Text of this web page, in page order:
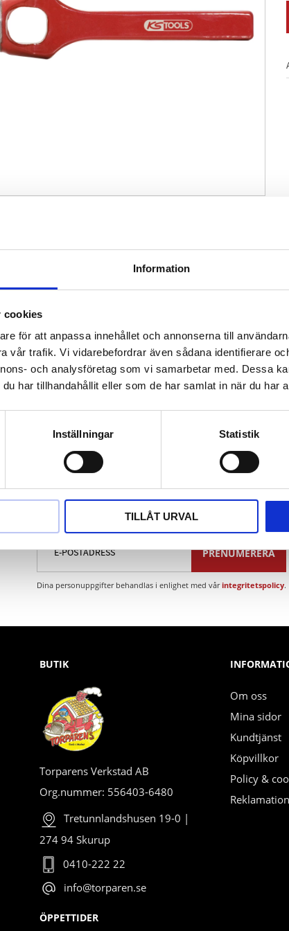
Information
cookies
för att anpassa innehållet och annonserna till
vår trafik. Vi vidarebefordrar även sådana identifierare
och analysföretag som vi samarbetar med. Dessa
har tillhandahållit eller som de har samlat in när du har
Inställningar Statistik
TILLÅT URVAL
form
Nyhetsbrev
PRENUMERERA
Dina personuppgifter behandlas i enlighet med vårintegritetspolicy.
BUTIK
Torparens Verkstad AB
Org.nummer: 556403-6480
Tretunnlandshusen 19-0 |
274 94 Skurup
0410-222 22
info@torparen.se
ÖPPETTIDER
Om oss
Mina sidor
Kundtjänst
Köpvillkor
Policy &